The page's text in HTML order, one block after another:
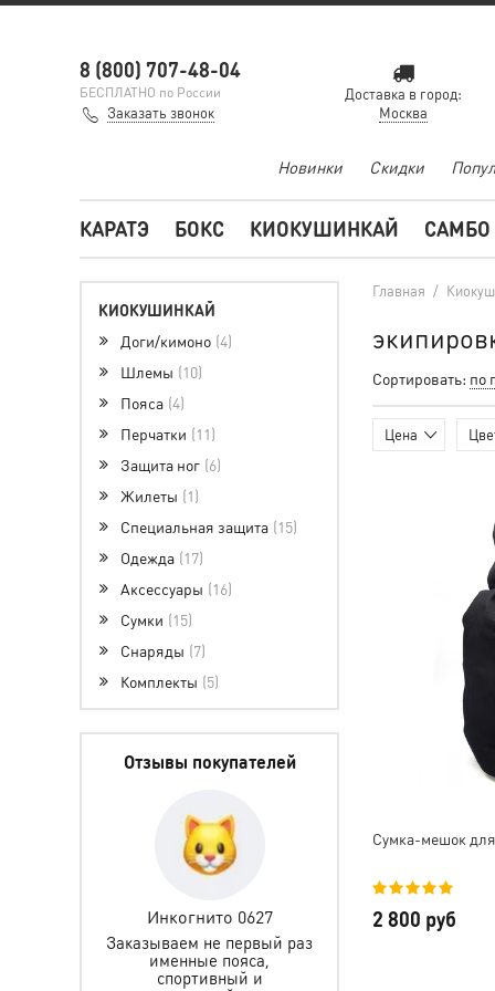
8 (800) 707-48-04
БЕСПЛАТНО по России
Заказать звонок
Доставка в город:
Москва
Новинки Скидки
КАРАТЭ БОКС КИОКУШИНКАЙ САМБО
Главная /
Сортировать: по
Цена
Сумка-мешок для
2 800 руб
КИОКУШИНКАЙ
Доги/кимоно 4
Шлемы 10
Пояса 4
Перчатки 11
Защита ног 6
Жилеты 1
Специальная защита 15
Одежда 17
Аксессуары 16
Сумки 15
Снаряды 7
Комплекты 5
Отзывы покупателей
Инкогнито 0627
Заказываем не первый раз
именные пояса,
спортивный и
Мария Колпакова